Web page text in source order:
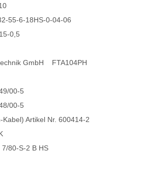
55-6-18HS-0-04-06
0,5
GmbH FTA104PH
00-5
00-5
Artikel Nr. 600414-2
80-S-2 B HS